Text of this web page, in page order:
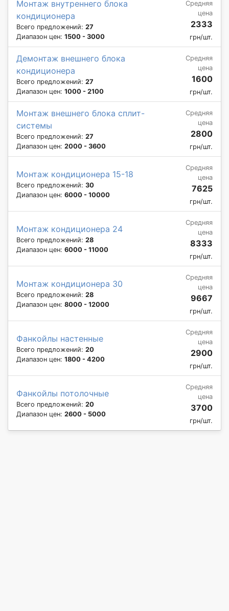
Монтаж внутреннего блока
кондиционера
Всего предложений: 27
Диапазон цен: 1500 - 3000
Средняя
цена
2333
грн/шт.
Демонтаж внешнего блока
кондиционера
Всего предложений: 27
Диапазон цен: 1000 - 2100
Средняя
цена
1600
грн/шт.
Монтаж внешнего блока сплит-
системы
Всего предложений: 27
Диапазон цен: 2000 - 3600
Средняя
цена
2800
грн/шт.
Монтаж кондиционера 15-18
Всего предложений: 30
Диапазон цен: 6000 - 10000
Средняя
цена
7625
грн/шт.
Монтаж кондиционера 24
Всего предложений: 28
Диапазон цен: 6000 - 11000
Средняя
цена
8333
грн/шт.
Монтаж кондиционера 30
Всего предложений: 28
Диапазон цен: 8000 - 12000
Средняя
цена
9667
грн/шт.
Фанкойлы настенные
Всего предложений: 20
Диапазон цен: 1800 - 4200
Средняя
цена
2900
грн/шт.
Фанкойлы потолочные
Всего предложений: 20
Диапазон цен: 2600 - 5000
Средняя
цена
3700
грн/шт.